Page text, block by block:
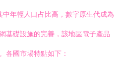
年輕人口占比高，數字原生代成為
基礎設施的完善，該地區電子產品
各國市場特點如下：